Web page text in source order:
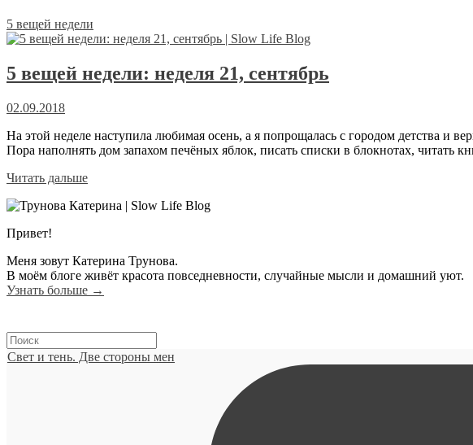
5 вещей недели
5 вещей недели: неделя 21, сентябрь
02.09.2018
На этой неделе наступила любимая осень, а я попрощалась с городом детства и
Пора наполнять дом запахом печёных яблок, писать списки в блокнотах, читать
Читать дальше
Привет!
Меня зовут Катерина Трунова.
В моём блоге живёт красота повседневности, случайные мысли и домашний уют.
Узнать больше →
Свет и тень. Две стороны мен